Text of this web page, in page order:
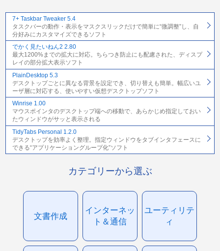
7+ Taskbar Tweaker 5.4
タスクバーの動作・表示をマスクスリックだけで簡単に“微調整”し、自
分好みにカスタマイズできるソフト
でかく見たいねん2 2.80
最大1200%までの拡大に対応。ちらつき防止にも配慮された、ディスプ
レイの部分拡大表示ソフト
PlainDesktop 5.3
デスクトップごとに異なる背景を設定でき、切り替えも簡単。幅広いユ
ーザ層に対応する、使いやすい仮想デスクトップソフト
Winrise 1.00
マウスポインタのデスクトップ端への移動で、あらかじめ指定しておい
たウィンドウがサッと表示される
TidyTabs Personal 1.2.0
デスクトップを効率よく整理。指定ウィンドウをタブインタフェースに
できる“アプリケーショングループ化”ソフト
カテゴリーから選ぶ
文書作成
インターネッ
ト＆通信
ユーティリテ
ィ